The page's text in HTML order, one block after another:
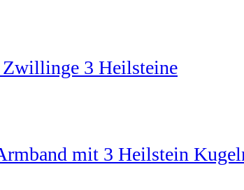
Zwillinge 3 Heilsteine
mit 3 Heilstein